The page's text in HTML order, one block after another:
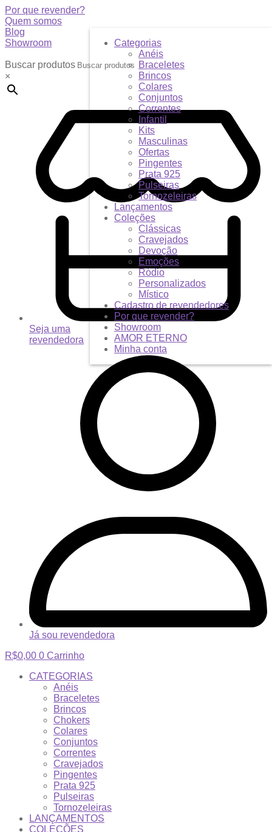
Por que revender?
Quem somos
Blog
Showroom
Buscar produtos
×
Seja uma
revendedora
Já sou revendedora
R$0,00 0 Carrinho
CATEGORIAS
Anéis
Braceletes
Brincos
Chokers
Colares
Conjuntos
Correntes
Cravejados
Pingentes
Prata 925
Pulseiras
Tornozeleiras
LANÇAMENTOS
COLEÇÕES
Categorias
Anéis
Braceletes
Brincos
Colares
Conjuntos
Correntes
Infantil
Kits
Masculinas
Ofertas
Pingentes
Prata 925
Pulseiras
Tornozeleiras
Lançamentos
Coleções
Clássicas
Cravejados
Devoção
Emoções
Ródio
Personalizados
Místico
Cadastro de revendedores
Por que revender?
Showroom
AMOR ETERNO
Minha conta